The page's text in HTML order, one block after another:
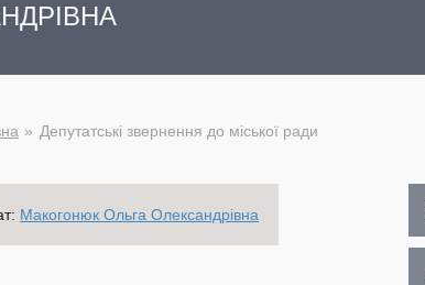
Депутатські звернення до міської ради
Макогонюк Ольга Олександрівна